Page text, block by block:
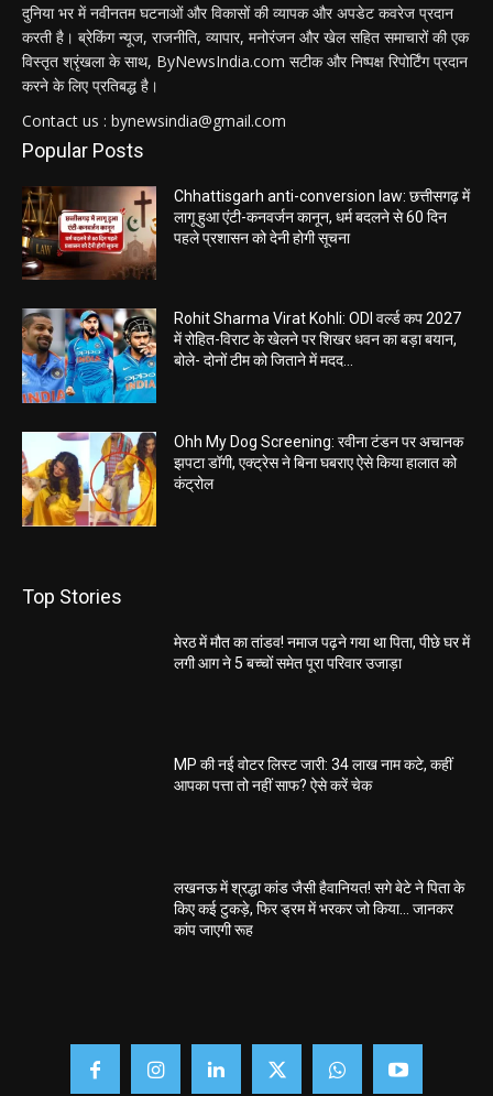
दुनिया भर में नवीनतम घटनाओं और विकासों की व्यापक और अपडेट कवरेज प्रदान
करती है। ब्रेकिंग न्यूज, राजनीति, व्यापार, मनोरंजन और खेल सहित समाचारों की एक
विस्तृत श्रृंखला के साथ, ByNewsIndia.com सटीक और निष्पक्ष रिपोर्टिंग प्रदान
करने के लिए प्रतिबद्ध है।
Contact us : bynewsindia@gmail.com
Popular Posts
Chhattisgarh anti-conversion law: छत्तीसगढ़ में
लागू हुआ एंटी-कनवर्जन कानून, धर्म बदलने से 60 दिन
पहले प्रशासन को देनी होगी सूचना
Rohit Sharma Virat Kohli: ODI वर्ल्ड कप 2027
में रोहित-विराट के खेलने पर शिखर धवन का बड़ा बयान,
बोले- दोनों टीम को जिताने में मदद...
Ohh My Dog Screening: रवीना टंडन पर अचानक
झपटा डॉगी, एक्ट्रेस ने बिना घबराए ऐसे किया हालात को
कंट्रोल
Top Stories
मेरठ में मौत का तांडव! नमाज पढ़ने गया था पिता, पीछे घर में
लगी आग ने 5 बच्चों समेत पूरा परिवार उजाड़ा
MP की नई वोटर लिस्ट जारी: 34 लाख नाम कटे, कहीं
आपका पत्ता तो नहीं साफ? ऐसे करें चेक
लखनऊ में श्रद्धा कांड जैसी हैवानियत! सगे बेटे ने पिता के
किए कई टुकड़े, फिर ड्रम में भरकर जो किया… जानकर
कांप जाएगी रूह